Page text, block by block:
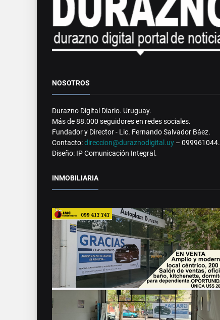
NOSOTROS
Durazno Digital Diario. Uruguay.
Más de 88.000 seguidores en redes sociales.
Fundador y Director - Lic. Fernando Salvador Báez.
Contacto:direccion@duraznodigital.uy – 099961044.
Diseño: IP Comunicación Integral.
INMOBILIARIA